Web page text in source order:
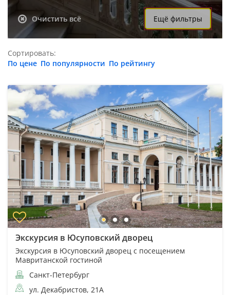
Очистить всё Ещё фильтры
Сортировать:
По цене По популярности По рейтингу
Экскурсия в Юсуповский дворец
Экскурсия в Юсуповский дворец с посещением
Мавританской гостиной
Санкт-Петербург
ул. Декабристов, 21А